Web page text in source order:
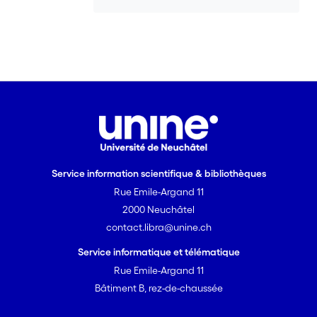
Comment structurer et représenter des
données criminelles pour exploiter
connaissances par la conduite d’autres
analyses ? (2) Quelle est la méthode
appropriée d’analyse de liens entre les
crimes qui prenne en compte des
qualitatives ? Et (3) quelle est la
méthode appropriée pour aider les
analystes criminels à détecter des
Service information scientifique & bibliothèques
Rue Emile-Argand 11
2000 Neuchâtel
contact.libra@unine.ch
Service informatique et télématique
Rue Emile-Argand 11
Bâtiment B, rez-de-chaussée